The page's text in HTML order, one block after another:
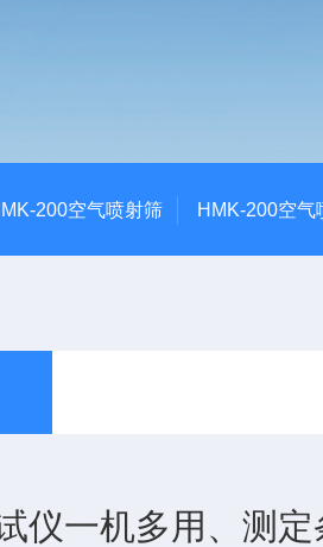
200空气喷射筛 HMK-200空气
仪一机多用、测